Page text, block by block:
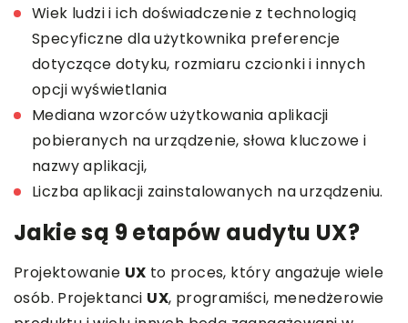
Wiek ludzi i ich doświadczenie z technologią
Specyficzne dla użytkownika preferencje
dotyczące dotyku, rozmiaru czcionki i innych
opcji wyświetlania
Mediana wzorców użytkowania aplikacji
pobieranych na urządzenie, słowa kluczowe i
nazwy aplikacji,
Liczba aplikacji zainstalowanych na urządzeniu.
Jakie są 9 etapów audytu UX?
Projektowanie UX to proces, który angażuje wiele
osób. Projektanci UX, programiści, menedżerowie